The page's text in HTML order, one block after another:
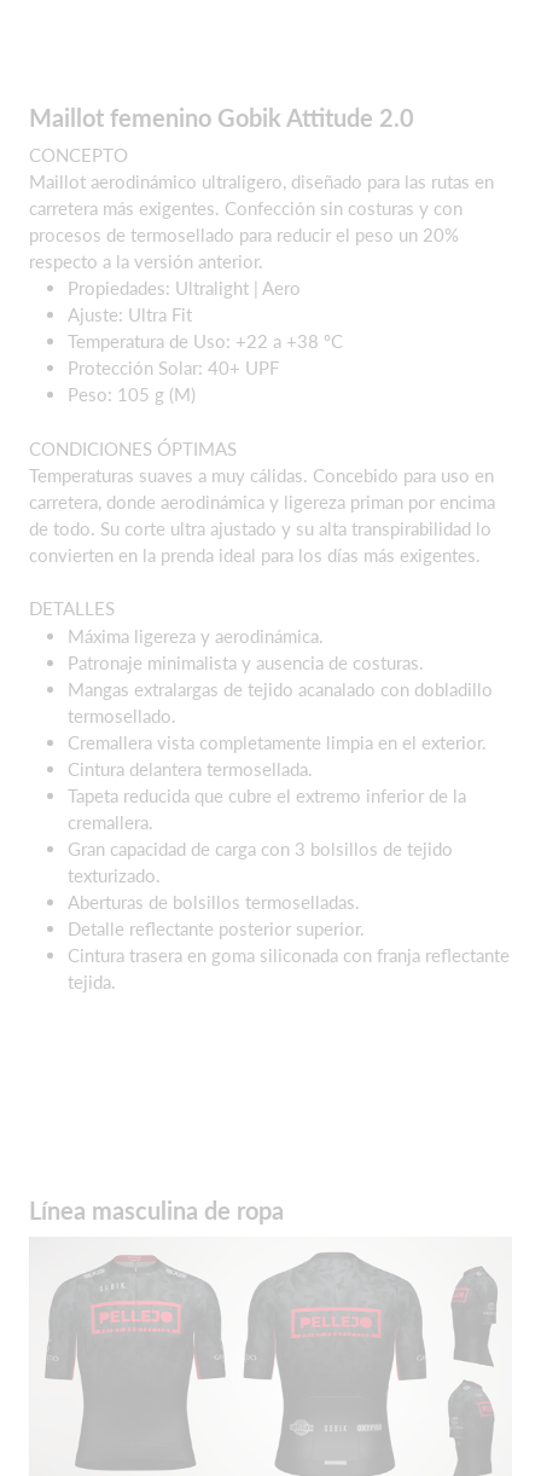
Maillot femenino Gobik Attitude 2.0
CONCEPTO
Maillot aerodinámico ultraligero, diseñado para las rutas en
carretera más exigentes. Confección sin costuras y con
procesos de termosellado para reducir el peso un 20%
respecto a la versión anterior.
Propiedades: Ultralight | Aero
Ajuste: Ultra Fit
Temperatura de Uso: +22 a +38 ºC
Protección Solar: 40+ UPF
Peso: 105 g (M)
CONDICIONES ÓPTIMAS
Temperaturas suaves a muy cálidas. Concebido para uso en
carretera, donde aerodinámica y ligereza priman por encima
de todo. Su corte ultra ajustado y su alta transpirabilidad lo
convierten en la prenda ideal para los días más exigentes.
DETALLES
Máxima ligereza y aerodinámica.
Patronaje minimalista y ausencia de costuras.
Mangas extralargas de tejido acanalado con dobladillo
termosellado.
Cremallera vista completamente limpia en el exterior.
Cintura delantera termosellada.
Tapeta reducida que cubre el extremo inferior de la
cremallera.
Gran capacidad de carga con 3 bolsillos de tejido
texturizado.
Aberturas de bolsillos termoselladas.
Detalle reflectante posterior superior.
Cintura trasera en goma siliconada con franja reflectante
tejida.
Línea masculina de ropa